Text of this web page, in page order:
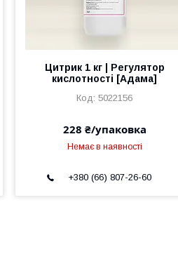
Цитрик 1 кг | Регулятор
кислотності [Адама]
5022156
228 ₴/упаковка
Немає в наявності
+380 (66) 807-26-60